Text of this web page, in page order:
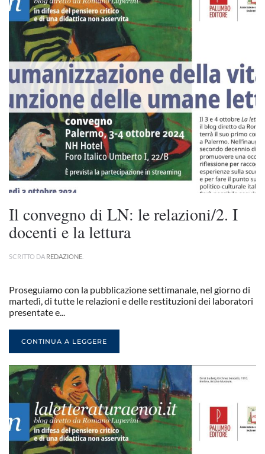
Il convegno di LN: le relazioni/2. I
docenti e la lettura
SCRITTO DA REDAZIONE
Proseguiamo con la pubblicazione settimanale, nel giorno di
martedì, di tutte le relazioni e delle restituzioni dei laboratori
presentate e...
CONTINUA A LEGGERE